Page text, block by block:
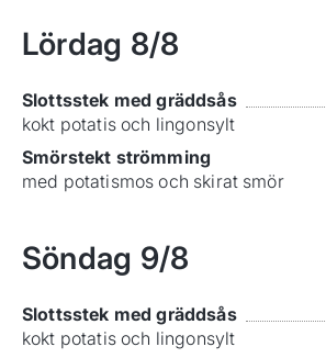
Lördag 8/8
Slottsstek med gräddsås
kokt potatis och lingonsylt
Smörstekt strömming
med potatismos och skirat smör
Söndag 9/8
Slottsstek med gräddsås
kokt potatis och lingonsylt